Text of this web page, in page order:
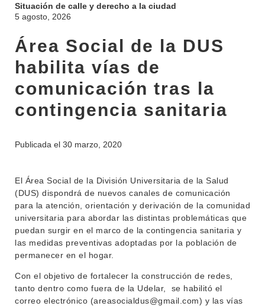
DEPARTAMENTOS
INVESTIGACIÓN
BEDELÍA
OFERTA DE GRADO
Situación de calle y derecho a la ciudad
5 agosto, 2026
Área Social de la DUS
habilita vías de
comunicación tras la
contingencia sanitaria
Publicada el 30 marzo, 2020
El Área Social de la División Universitaria de la Salud
(DUS) dispondrá de nuevos canales de comunicación
para la atención, orientación y derivación de la comunidad
universitaria para abordar las distintas problemáticas que
puedan surgir en el marco de la contingencia sanitaria y
las medidas preventivas adoptadas por la población de
permanecer en el hogar.
Con el objetivo de fortalecer la construcción de redes,
tanto dentro como fuera de la Udelar, se habilitó el
correo electrónico (areasocialdus@gmail.com) y las vías